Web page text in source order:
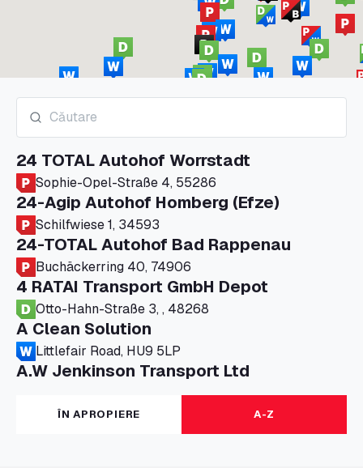
24 TOTAL Autohof Worrstadt
Sophie-Opel-Straße 4, 55286
24-Agip Autohof Homberg (Efze)
Schilfwiese 1, 34593
24-TOTAL Autohof Bad Rappenau
Buchäckerring 40, 74906
4 RATAI Transport GmbH Depot
Otto-Hahn-Straße 3, , 48268
A Clean Solution
Littlefair Road, HU9 5LP
A.W Jenkinson Transport Ltd
Progress House, ME11 5GA
A+G Nettetal - Depot Parking
Am Panneschopp 7, 41334
ÎN APROPIERE A-Z